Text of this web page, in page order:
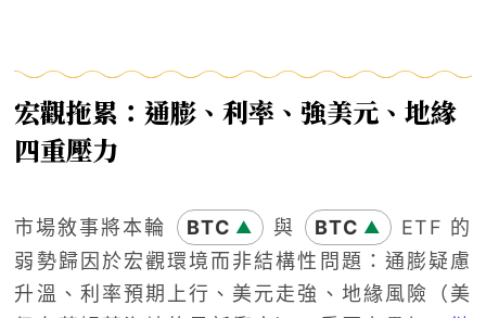
宏觀拖累：通膨、利率、強美元、地緣
四重壓力
市場敘事將本輪 BTC ▲ 與 BTC ▲
ETF 的
弱勢歸因於宏觀環境而非結構性問題：通膨疑慮
升溫、利率預期上行、美元走強、地緣風險（美